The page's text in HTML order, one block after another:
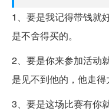
1、要是我记得带钱就
是不舍得买的。
2、要是你来参加活动
是见不到他的，他走得
3、要是这场比赛有你